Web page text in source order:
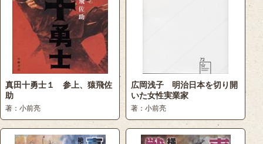
真田十勇士１ 参上、猿飛佐
助
著：小前亮
広岡浅子 明治日本を切り開
いた女性実業家
著：小前亮